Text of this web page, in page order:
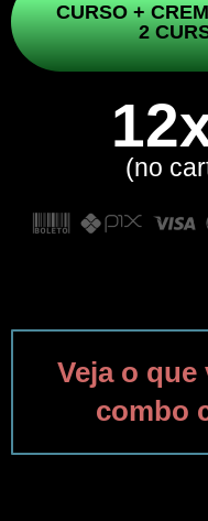
CURSO +
2
(no
Veja o que
combo